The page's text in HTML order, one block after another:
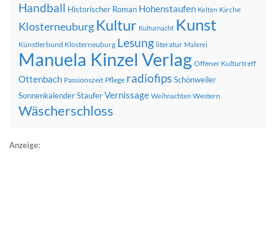
Handball Historischer Roman Hohenstaufen Kelten Kirche
Klosterneuburg Kultur Kulturnacht Kunst
Künstlerbund Klosterneuburg Lesung literatur Malerei
Manuela Kinzel Verlag Offener Kulturtreff
Ottenbach Passionszeit Pflege radiofipsSchönweiler
SonnenkalenderStauferVernissage Weihnachten Western
Wäscherschloss
Anzeige: